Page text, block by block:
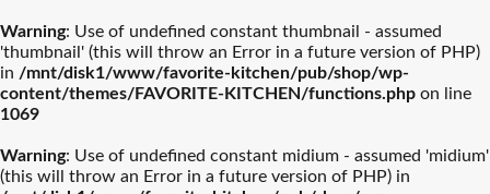
Warning: Use of undefined constant thumbnail - assumed
'thumbnail' (this will throw an Error in a future version of PHP)
in /mnt/disk1/www/favorite-kitchen/pub/shop/wp-
content/themes/FAVORITE-KITCHEN/functions.php on line
1069
Warning: Use of undefined constant midium - assumed 'midium'
(this will throw an Error in a future version of PHP) in